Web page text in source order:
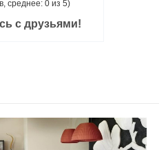
среднее: 0 из 5)
с друзьями!